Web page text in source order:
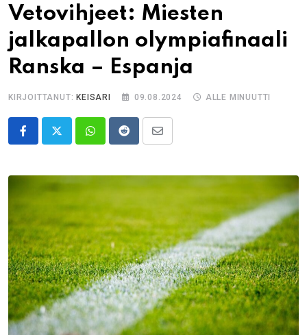
Vetovihjeet: Miesten
jalkapallon olympiafinaali
Ranska – Espanja
KIRJOITTANUT: KEISARI 09.08.2024 ALLE MINUUTTI
WhatsappRedditShare
Email